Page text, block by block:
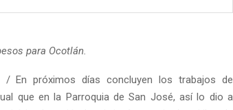
para Ocotlán.
/ En próximos días concluyen los trabajos de
que en la Parroquia de San José, así lo dio a